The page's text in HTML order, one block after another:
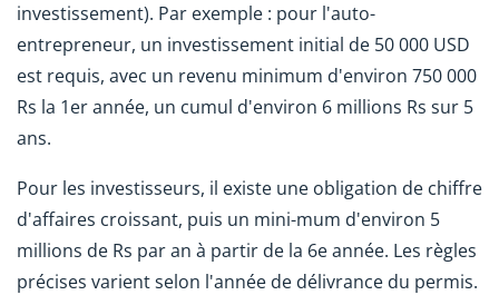
investissement). Par exemple : pour l'auto-
entrepreneur, un investissement initial de 50 000 USD
est requis, avec un revenu minimum d'environ 750 000
Rs la 1er année, un cumul d'environ 6 millions Rs sur 5
ans.
Pour les investisseurs, il existe une obligation de chiffre
d'affaires croissant, puis un mini-mum d'environ 5
millions de Rs par an à partir de la 6e année. Les règles
précises varient selon l'année de délivrance du permis.